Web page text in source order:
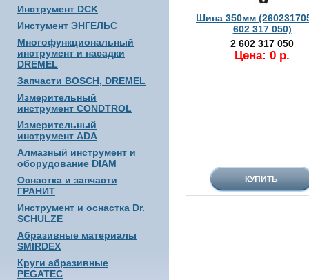
Инструмент DCK
Инстумент ЭНГЕЛЬС
Многофункциональный
инструмент и насадки
DREMEL
Запчасти BOSCH, DREMEL
Измерительный
инструмент CONDTROL
Измерительный
инструмент ADA
Алмазный инструмент и
оборудование DIAM
Оснастка и запчасти
ГРАНИТ
Инструмент и оснастка Dr.
SCHULZE
Абразивные материалы
SMIRDEX
Круги абразивные
PEGATEC
Шина 350мм
602 317 050)
2 602 317 050
Цена: 0 р.